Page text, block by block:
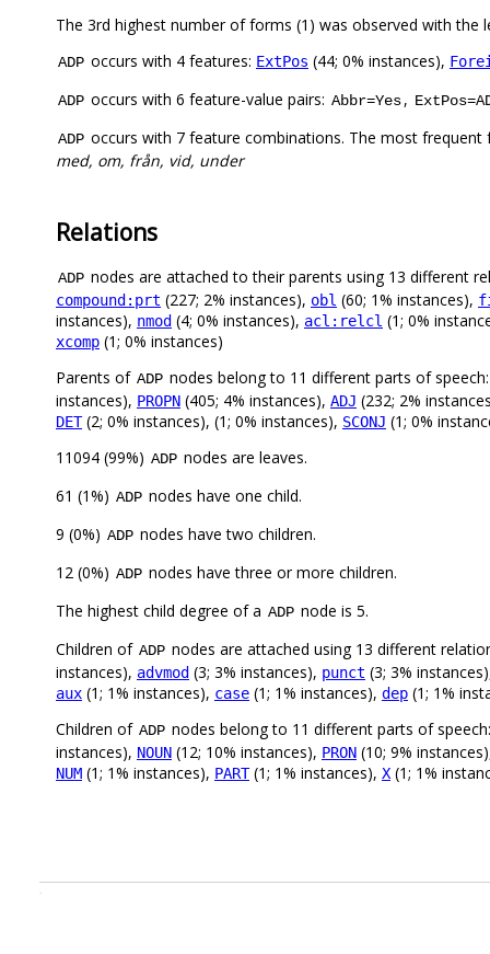
The 3rd highest number of forms (1) was observed with the
ADP occurs with 4 features: ExtPos (44; 0% instances),
ADP occurs with 6 feature-value pairs: Abbr=Yes,
ADP occurs with 7 feature combinations. The most
med, om, från, vid, under
Relations
ADP nodes are attached to their parents using 13 different
compound:prt (227; 2% instances), obl (60; 1% instances),
instances), nmod (4; 0% instances), acl:relcl (1; 0%
xcomp (1; 0% instances)
Parents of ADP nodes belong to 11 different parts of
instances), PROPN (405; 4% instances), ADJ (232; 2%
DET(2; 0% instances), (1; 0% instances), SCONJ (1; 0%
11094 (99%) ADP nodes are leaves.
61 (1%) ADP nodes have one child.
9 (0%) ADP nodes have two children.
12 (0%) ADP nodes have three or more children.
The highest child degree of a ADP node is 5.
Children of ADP nodes are attached using 13 different
instances), advmod (3; 3% instances), punct (3; 3%
aux (1; 1% instances), case (1; 1% instances), dep (1; 1%
Children of ADP nodes belong to 11 different parts of
instances), NOUN (12; 10% instances), PRON (10; 9%
NUM (1; 1% instances), PART(1; 1% instances), X (1; 1%
.